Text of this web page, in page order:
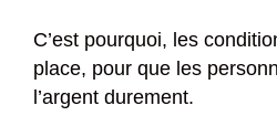
C’est pourquoi, les
place, pour que les
l’argent durement.